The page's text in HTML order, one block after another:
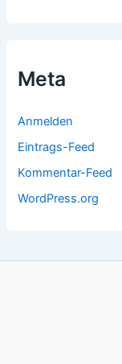
Meta
Anmelden
Eintrags-Feed
Kommentar-Feed
WordPress.org